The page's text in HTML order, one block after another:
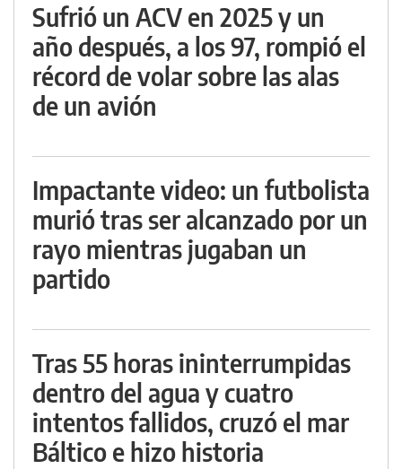
Sufrió un ACV en 2025 y un
año después, a los 97, rompió el
récord de volar sobre las alas
de un avión
Impactante video: un futbolista
murió tras ser alcanzado por un
rayo mientras jugaban un
partido
Tras 55 horas ininterrumpidas
dentro del agua y cuatro
intentos fallidos, cruzó el mar
Báltico e hizo historia